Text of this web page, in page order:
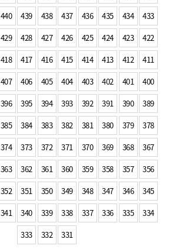
440 439 438 437 436 435 434
433
429 428 427 426 425 424 423
422
418 417 416 415 414 413 412
411
407 406 405 404 403 402 401
400
396 395 394 393 392 391 390
389
385 384 383 382 381 380 379
378
374 373 372 371 370 369 368
367
363 362 361 360 359 358 357
356
352 351 350 349 348 347 346
345
341 340 339 338 337 336 335
334
333
332 331